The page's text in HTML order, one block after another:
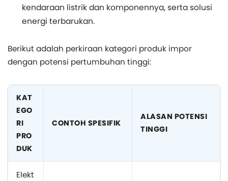
kendaraan listrik dan komponennya, serta solusi
energi terbarukan.
Berikut adalah perkiraan kategori produk impor
dengan potensi pertumbuhan tinggi:
KAT
EGO
RI
PRO
DUK
CONTOH SPESIFIK
ALASAN POTENSI
TINGGI
Elekt